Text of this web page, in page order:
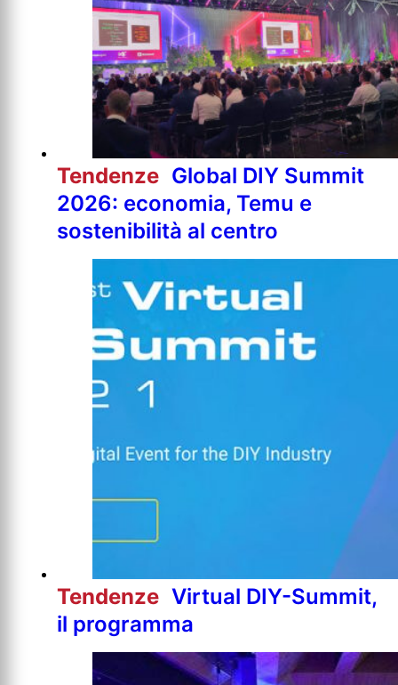
Tendenze Global DIY Summit
2026: economia, Temu e
sostenibilità al centro
Tendenze Virtual DIY-Summit,
il programma